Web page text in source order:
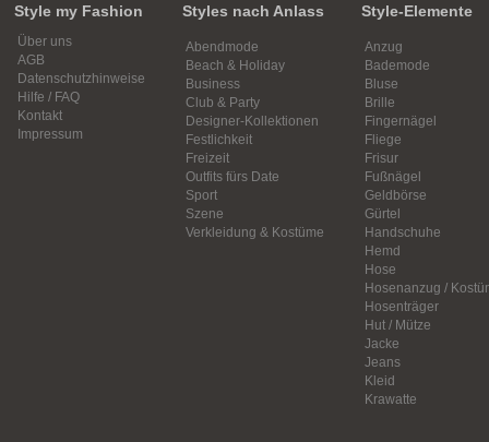
Style my Fashion
Über uns
AGB
Datenschutzhinweise
Hilfe / FAQ
Kontakt
Impressum
Styles nach Anlass
Abendmode
Beach & Holiday
Business
Club & Party
Designer-Kollektionen
Festlichkeit
Freizeit
Outfits fürs Date
Sport
Szene
Verkleidung & Kostüme
Style-Elemente
Anzug
Bademode
Bluse
Brille
Fingernägel
Fliege
Frisur
Fußnägel
Geldbörse
Gürtel
Handschuhe
Hemd
Hose
Hosenanzug /
Hosenträger
Hut / Mütze
Jacke
Jeans
Kleid
Krawatte